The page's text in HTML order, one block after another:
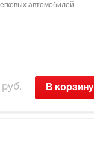
автомобилей.
В корзину